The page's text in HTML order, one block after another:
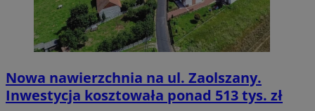
Nowa nawierzchnia na ul. Zaolszany.
Inwestycja kosztowała ponad 513 tys. zł